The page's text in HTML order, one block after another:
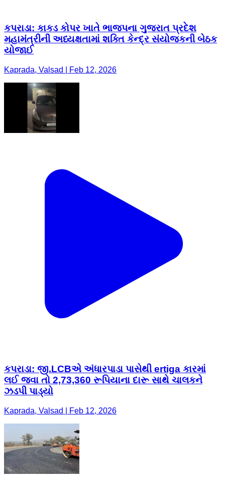
કપરાડા: કાકડ કોપર ખાતે ભાજપના ગુજરાત પ્રદેશ
મહામંત્રીની અધ્યક્ષતામાં શક્તિ કેન્દ્ર સંયોજકની બેઠક
યોજાઈ
Kaprada, Valsad | Feb 12, 2026
કપરાડા: જી.LCBએ અંધારપાડા પાસેથી ertiga કારમાં
લઈ જવા તો 2,73,360 રૂપિયાના દારૂ સાથે ચાલકને
ઝડપી પાડ્યો
Kaprada, Valsad | Feb 12, 2026